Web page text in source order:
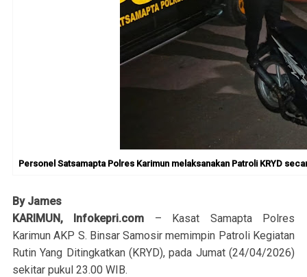
Personel Satsamapta Polres Karimun melaksanakan Patroli KRYD
By James
KARIMUN, Infokepri.com – Kasat Samapta Polres
Karimun AKP S. Binsar Samosir memimpin Patroli Kegiatan
Rutin Yang Ditingkatkan (KRYD), pada Jumat (24/04/2026)
sekitar pukul 23.00 WIB.